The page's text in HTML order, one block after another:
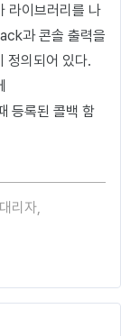
라이브러리를 나
과 콘솔 출력을
의되어 있다.
등록된 콜백 함
대리자,